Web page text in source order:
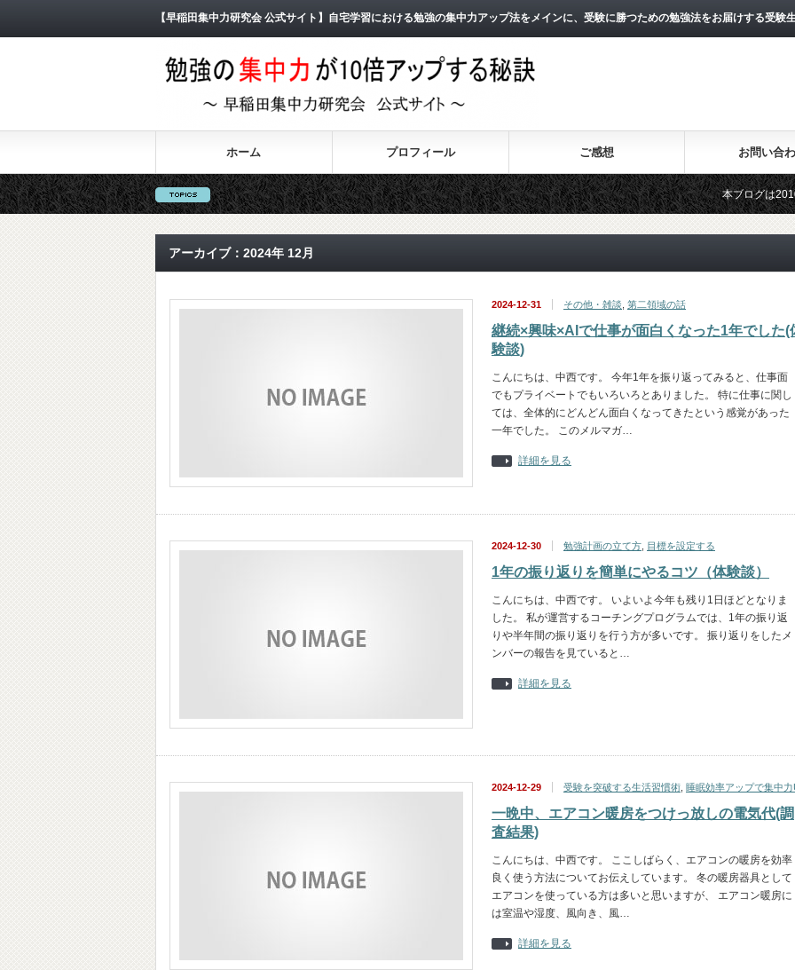
【早稲田集中力研究会 公式サイト】自宅学習における勉強の集中力アップ法をメインに、受験に勝つための勉強法をお届けする受験
ホーム プロフィール ご感想 お問い合
本ブログは2010年8月よ
2011年3月よりスタート
アーカイブ：2024年 12月
2024-12-31 その他・雑談 第二領域の話
継続×興味×AIで仕事が面白くなった1年でした(
験談)
こんにちは、中西です。 今年1年を振り返ってみると、仕事面
でもプライベートでもいろいろとありました。 特に仕事に関し
ては、全体的にどんどん面白くなってきたという感覚があった
一年でした。 このメルマガ…
詳細を見る
2024-12-30 勉強計画の立て方 目標を設定する
1年の振り返りを簡単にやるコツ（体験談）
こんにちは、中西です。 いよいよ今年も残り1日ほどとなりま
した。 私が運営するコーチングプログラムでは、1年の振り返
りや半年間の振り返りを行う方が多いです。 振り返りをしたメ
ンバーの報告を見ていると…
詳細を見る
2024-12-29 受験を突破する生活習慣術 睡眠効率アップで集中力
一晩中、エアコン暖房をつけっ放しの電気代(調
査結果)
こんにちは、中西です。 ここしばらく、エアコンの暖房を効率
良く使う方法についてお伝えしています。 冬の暖房器具として
エアコンを使っている方は多いと思いますが、 エアコン暖房に
は室温や湿度、風向き、風…
詳細を見る